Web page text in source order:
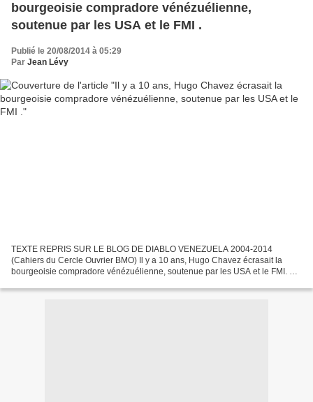
bourgeoisie compradore vénézuélienne,
soutenue par les USA et le FMI .
Publié le 20/08/2014 à 05:29
Par Jean Lévy
TEXTE REPRIS SUR LE BLOG DE DIABLO VENEZUELA 2004-2014
(Cahiers du Cercle Ouvrier BMO) Il y a 10 ans, Hugo Chavez écrasait la
bourgeoisie compradore vénézuélienne, soutenue par les USA et le FMI. E n